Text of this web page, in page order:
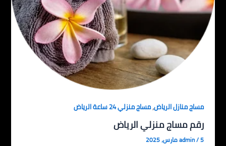
مساج منازل الرياض,مساج منزلي 24 ساعة الرياض
رقم مساج منزلي الرياض
admin/5 مارس، 2025